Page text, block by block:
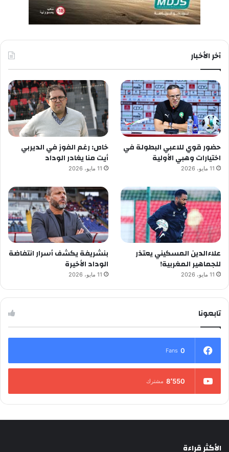
آخر الأخبار
حضور قوي للاعبي البطولة في
اختيارات وهبي الأولية
11 مايو، 2026
خاص: رغم الفوز في الديربي
أيت منا يغادر الوداد
11 مايو، 2026
علاءالدين المسكيني يعتذر
للجماهير المغربية!
11 مايو، 2026
بنشريفة يكشف أسرار انتفاضة
الوداد الأخيرة
11 مايو، 2026
تابعونا
0
Fans
8٬550 مشترك
الأكثر قراءة